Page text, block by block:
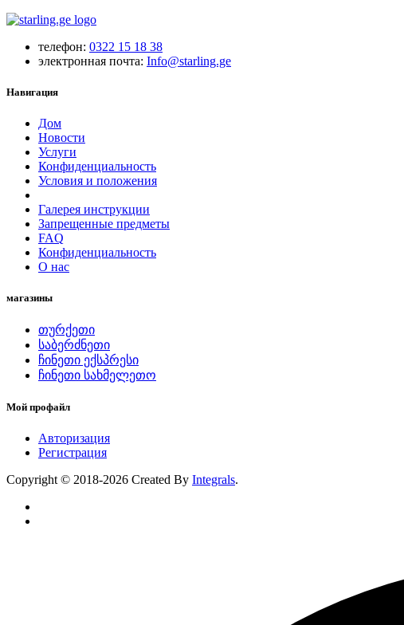
телефон: 0322 15 18 38
электронная почта: Info@starling.ge
Навигация
Дом
Новости
Услуги
Конфиденциальность
Условия и положения
Галерея инструкции
Запрещенные предметы
FAQ
Конфиденциальность
O нас
магазины
თურქეთი
საბერძნეთი
ჩინეთი ექსპრესი
ჩინეთი სახმელეთო
Мой профайл
Авторизация
Регистрация
Copyright © 2018-2026 Created By Integrals.